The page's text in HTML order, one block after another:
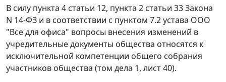
В силу пункта 4 статьи 12, пункта 2 статьи 33Закона
N 14-ФЗ и в соответствии с пунктом 7.2 устава ООО
"Все для офиса" вопросы внесения изменений в
учредительные документы общества относятся к
исключительной компетенции общего собрания
участников общества (том дела 1, лист 40).